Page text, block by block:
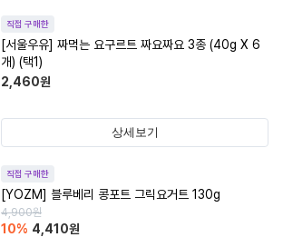
직접 구매한
[서울우유] 짜먹는 요구르트 짜요짜요 3종 (40g X 6
개) (택1)
2,460원
상세보기
직접 구매한
[YOZM] 블루베리 콩포트 그릭요거트 130g
4,900원
10% 4,410원